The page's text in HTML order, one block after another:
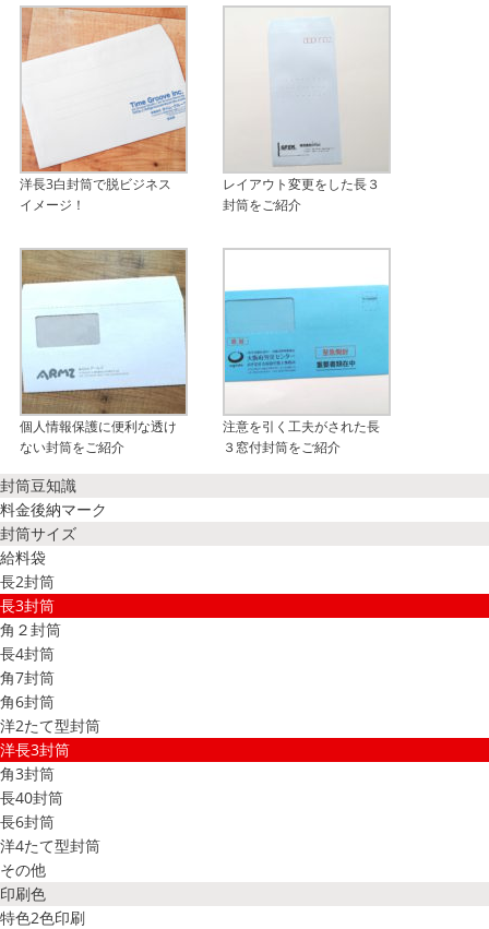
洋長3白封筒で脱ビジネス
イメージ！
レイアウト変更をした長３
封筒をご紹介
個人情報保護に便利な透け
ない封筒をご紹介
注意を引く工夫がされた長
３窓付封筒をご紹介
封筒豆知識
料金後納マーク
封筒サイズ
給料袋
長2封筒
長3封筒
角２封筒
長4封筒
角7封筒
角6封筒
洋2たて型封筒
洋長3封筒
角3封筒
長40封筒
長6封筒
洋4たて型封筒
その他
印刷色
特色2色印刷